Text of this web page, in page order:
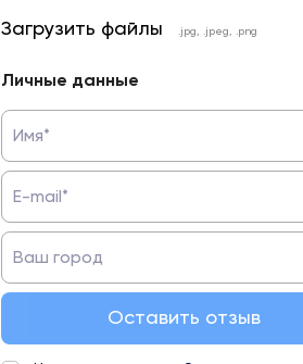
Загрузить файлы .jpg, .jpeg, .png
Личные данные
Имя*
E-mail*
Ваш город
Оставить отзыв